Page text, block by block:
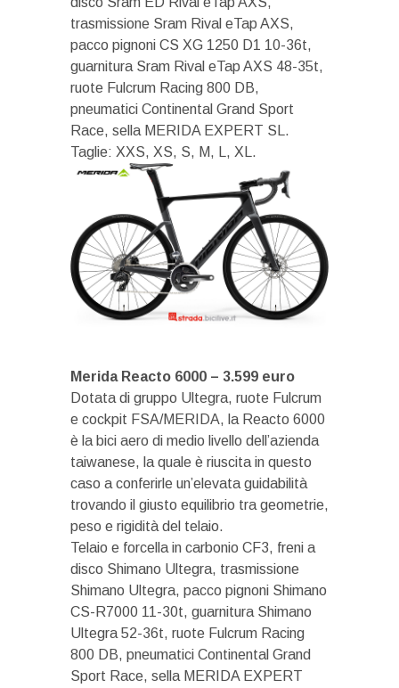
trasmissione Sram Rival eTap AXS,
pacco pignoni CS XG 1250 D1 10-36t,
guarnitura Sram Rival eTap AXS 48-35t,
ruote Fulcrum Racing 800 DB,
pneumatici Continental Grand Sport
Race, sella MERIDA EXPERT SL.
Taglie: XXS, XS, S, M, L, XL.
Merida Reacto 6000 – 3.599 euro
Dotata di gruppo Ultegra, ruote Fulcrum
e cockpit FSA/MERIDA, la Reacto 6000
è la bici aero di medio livello dell’azienda
taiwanese, la quale è riuscita in questo
caso a conferirle un’elevata guidabilità
trovando il giusto equilibrio tra geometrie,
peso e rigidità del telaio.
Telaio e forcella in carbonio CF3, freni a
disco Shimano Ultegra, trasmissione
Shimano Ultegra, pacco pignoni Shimano
CS-R7000 11-30t, guarnitura Shimano
Ultegra 52-36t, ruote Fulcrum Racing
800 DB, pneumatici Continental Grand
Sport Race, sella MERIDA EXPERT